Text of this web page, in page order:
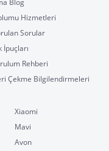
Blog
Hizmetleri
Sorular
İpuçları
Rehberi
Çekme Bilgilendirmeleri
Xiaomi
Mavi
Avon